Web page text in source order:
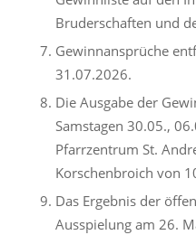
Bruderschaften und
Gewinnansprüche
31.07.2026.
Die Ausgabe der
Samstagen 30.05.,
Pfarrzentrum St.
Korschenbroich von
Das Ergebnis der
Ausspielung am 26.